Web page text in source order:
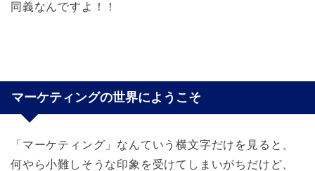
同義なんですよ！！
マーケティングの世界にようこそ
「マーケティング」なんていう横文字だけを見ると、
何やら小難しそうな印象を受けてしまいがちだけど、